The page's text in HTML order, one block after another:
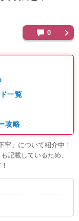
0
一覧
攻略
牢」について紹介中！
記載しているため、